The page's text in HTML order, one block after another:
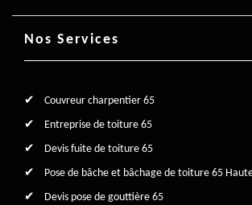
Nos Services
Couvreur charpentier 65
Entreprise de toiture 65
Devis fuite de toiture 65
Pose de bâche et bâchage de toiture 65
Devis pose de gouttière 65